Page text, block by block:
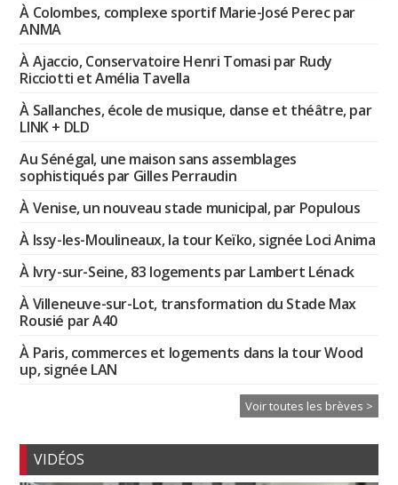
À Colombes, complexe sportif Marie-José Perec par
ANMA
À Ajaccio, Conservatoire Henri Tomasi par Rudy
Ricciotti et Amélia Tavella
À Sallanches, école de musique, danse et théâtre, par
LINK + DLD
Au Sénégal, une maison sans assemblages
sophistiqués par Gilles Perraudin
À Venise, un nouveau stade municipal, par Populous
À Issy-les-Moulineaux, la tour Keïko, signée Loci Anima
À Ivry-sur-Seine, 83 logements par Lambert Lénack
À Villeneuve-sur-Lot, transformation du Stade Max
Rousié par A40
À Paris, commerces et logements dans la tour Wood
up, signée LAN
Voir toutes les brèves >
VIDÉOS